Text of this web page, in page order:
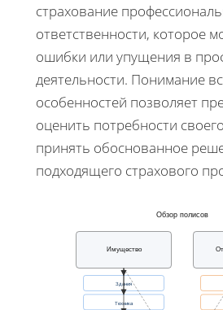
страхование
ответственности, которое
ошибки или упущения в
деятельности. Понимание
особенностей позволяет
оценить потребности
принять обоснованное
подходящего страхового
Обзор полисов
Имущество
Здания
Техника